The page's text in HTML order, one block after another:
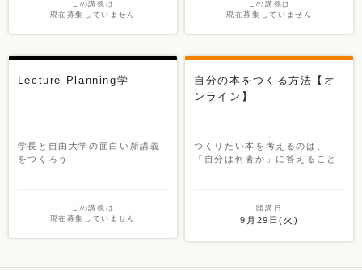
この講義は
現在募集していません
この講義は
現在募集していません
Lecture Planning学
学長と自由大学の面白い新講義
をつくろう
この講義は
現在募集していません
自分の本をつくる方法【オ
ンライン】
つくりたい本を考えるのは、
「自分は何者か」に答えること
開講日
9月29日(火)